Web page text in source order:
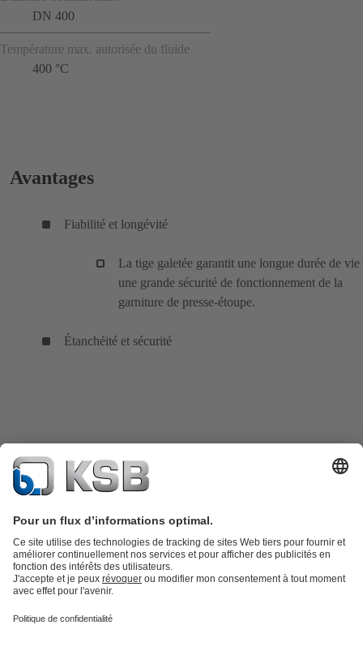
DN 400
Température max. autorisée du fluide
400 °C
Avantages
Fiabilité et longévité
La tige galetée garantit une longue durée de vie
une grande sécurité de fonctionnement de la
garniture de presse-étoupe.
Étanchéité et sécurité